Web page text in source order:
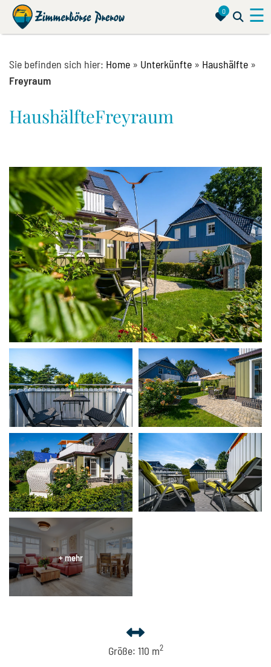
☰
0
Sie befinden sich hier: Home » Unterkünfte » Haushälfte »
Freyraum
HaushälfteFreyraum
Größe: 110 m2